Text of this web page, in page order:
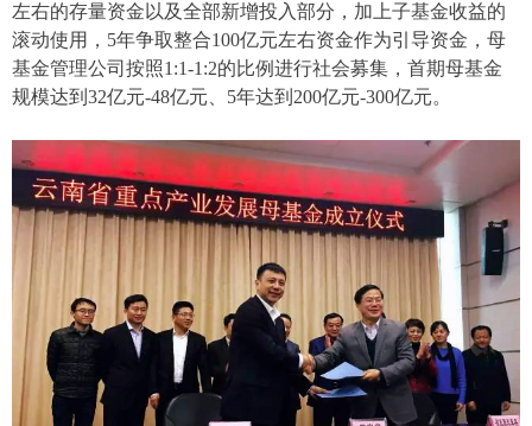
左右的存量资金以及全部新增投入部分，加上子基金收益的
滚动使用，5年争取整合100亿元左右资金作为引导资金，母
基金管理公司按照1:1-1:2的比例进行社会募集，首期母基金
规模达到32亿元-48亿元、5年达到200亿元-300亿元。